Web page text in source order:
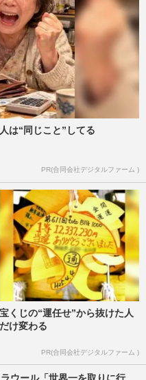
は“同じこと”してる
PR(合同会社デジタルファーム )
宝くじの“運任せ”から抜けた人
だけ変わる
PR(合同会社デジタルファーム )
ウール「世界一を取りに行